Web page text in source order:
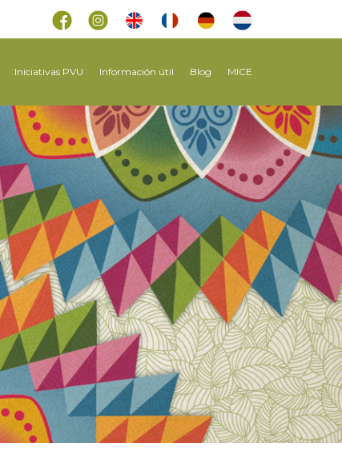
Iniciativas PVU Información útil Blog MICE